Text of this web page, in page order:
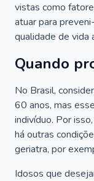
vistas como
atuar para
qualidade de vida
Quando
No Brasil,
60 anos, mas
indivíduo. Por
há outras
geriatra, por
Idosos que